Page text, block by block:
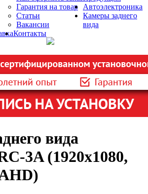
Гарантия на товар
Статьи
Вакансии
Контакты
Автоэлектроника
Камеры заднего
вида
вида
3A (1920х1080,